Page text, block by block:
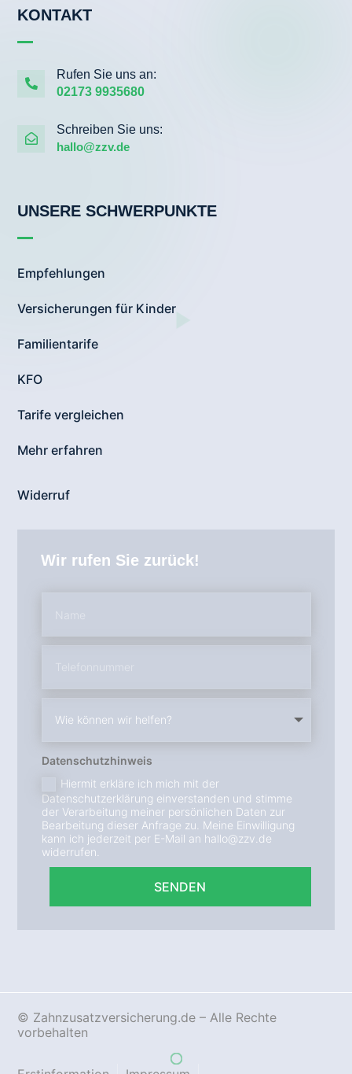
KONTAKT

Rufen Sie uns an:
02173 9935680

Schreiben Sie uns:
hallo@zzv.de
UNSERE SCHWERPUNKTE
Empfehlungen
Versicherungen für Kinder
Familientarife
KFO
Tarife vergleichen
Mehr erfahren
Widerruf
Wir rufen Sie zurück!
Datenschutzhinweis
Hiermit erkläre ich mich mit der
Datenschutzerklärung einverstanden und stimme
der Verarbeitung meiner persönlichen Daten zur
Bearbeitung dieser Anfrage zu. Meine Einwilligung
kann ich jederzeit per E-Mail an hallo@zzv.de
widerrufen.
SENDEN
© Zahnzusatzversicherung.de – Alle Rechte
vorbehalten